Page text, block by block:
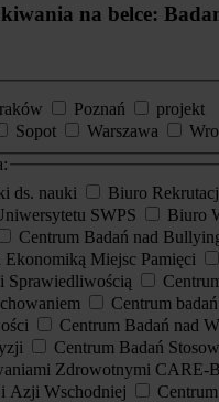
na belce:
Poznań
projekt
Sopot Warszawa
ds. nauki
Biuro
SWPS
Biuro
Centrum Badań nad
Ekonomiką Miejsc Pamięci
Sprawiedliwością
Centrum
Centrum Badań nad
Centrum Badań
Zdrowotnymi CARE-
Azji Wschodniej